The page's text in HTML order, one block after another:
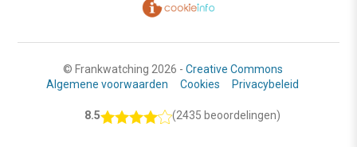
© Frankwatching 2026 - Creative Commons
Algemene voorwaarden
Cookies Privacybeleid
8.5 (2435 beoordelingen)